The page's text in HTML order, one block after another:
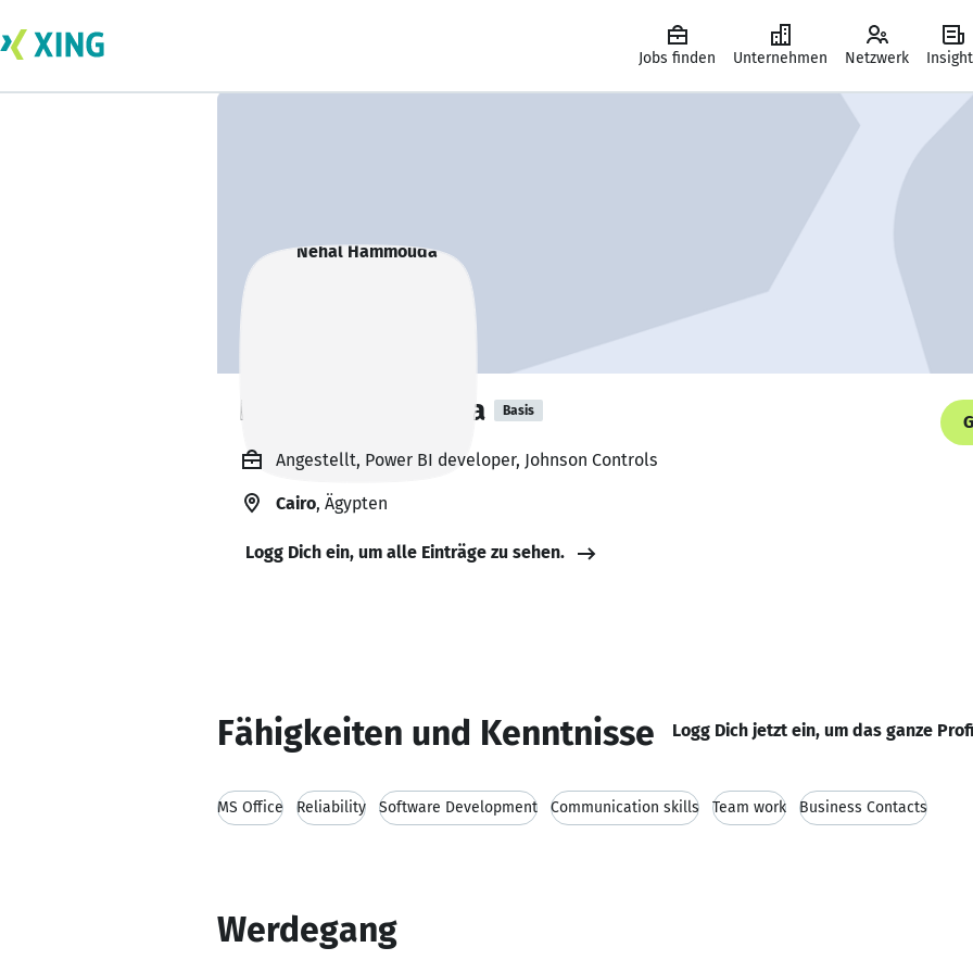
Jobs finden Unternehmen Netzwerk
Nehal Hammouda Basis
Angestellt, Power BI developer, Johnson Controls
Cairo, Ägypten
Logg Dich ein, um alle Einträge zu sehen.
Fähigkeiten und Kenntnisse Logg Dich jetzt ein, um das ganze
MS Office Reliability Software Development Communication skills Team work Business Contacts
Werdegang